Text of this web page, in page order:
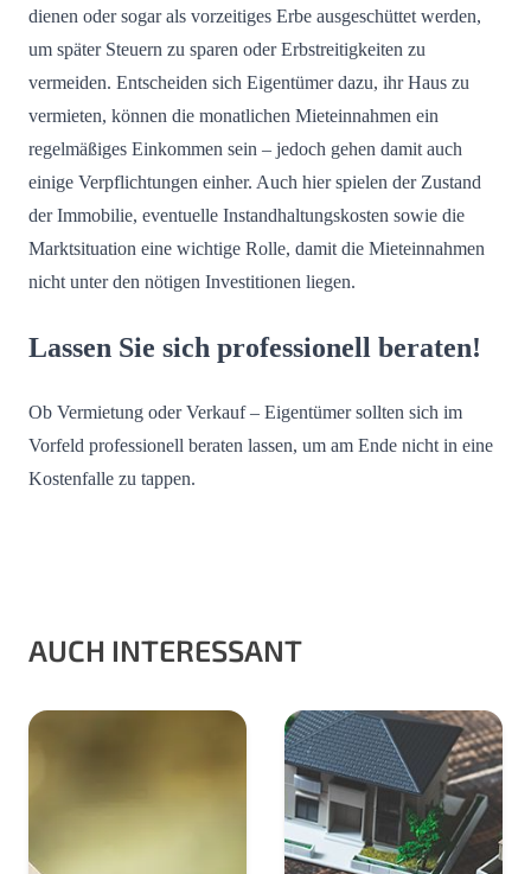
dienen oder sogar als vorzeitiges Erbe ausgeschüttet werden,
um später Steuern zu sparen oder Erbstreitigkeiten zu
vermeiden. Entscheiden sich Eigentümer dazu, ihr Haus zu
vermieten, können die monatlichen Mieteinnahmen ein
regelmäßiges Einkommen sein – jedoch gehen damit auch
einige Verpflichtungen einher. Auch hier spielen der Zustand
der Immobilie, eventuelle Instandhaltungskosten sowie die
Marktsituation eine wichtige Rolle, damit die Mieteinnahmen
nicht unter den nötigen Investitionen liegen.
Lassen Sie sich professionell beraten!
Ob Vermietung oder Verkauf – Eigentümer sollten sich im
Vorfeld professionell beraten lassen, um am Ende nicht in eine
Kostenfalle zu tappen.
AUCH INTERESSANT